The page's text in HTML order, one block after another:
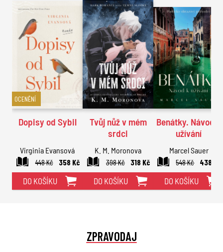
OCENĚNÍ
Dopisy od Sybil
Virginia Evansová
448 Kč
358 Kč
DO KOŠÍKU
Tvůj nůž v mém
srdci
K. M. Moronova
398 Kč
318 Kč
DO KOŠÍKU
Benátky. Návod k
užívání
Marcel Sauer
548 Kč
438 Kč
DO KOŠÍKU
ZPRAVODAJ